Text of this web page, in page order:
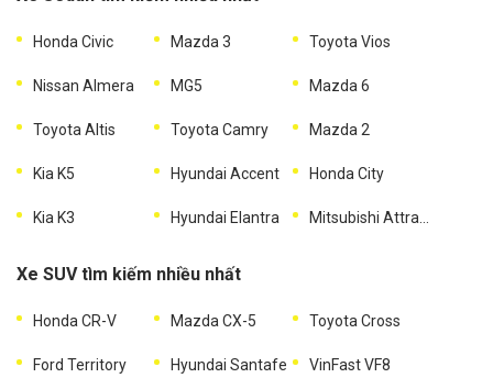
Honda Civic Mazda 3 Toyota Vios
Nissan Almera MG5 Mazda 6
Toyota Altis Toyota Camry Mazda 2
Kia K5 Hyundai Accent Honda City
Kia K3 Hyundai Elantra
Xe SUV tìm kiếm nhiều nhất
Honda CR-V Mazda CX-5 Toyota Cross
Ford Territory Hyundai Santafe VinFast VF8